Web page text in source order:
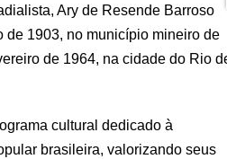
Ary de Resende Barroso
de 1903, no município mineiro de
de 1964, na cidade do Rio
cultural dedicado à
brasileira, valorizando seus